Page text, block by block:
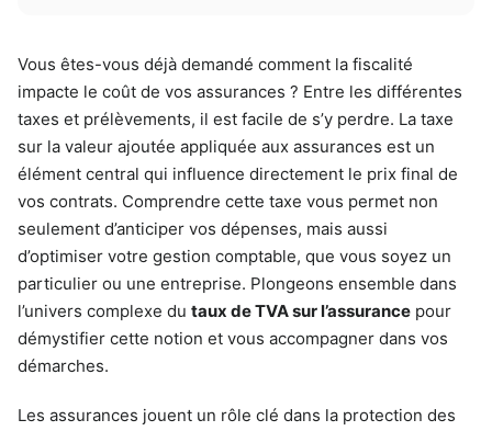
Vous êtes-vous déjà demandé comment la fiscalité
impacte le coût de vos assurances ? Entre les différentes
taxes et prélèvements, il est facile de s’y perdre. La taxe
sur la valeur ajoutée appliquée aux assurances est un
élément central qui influence directement le prix final de
vos contrats. Comprendre cette taxe vous permet non
seulement d’anticiper vos dépenses, mais aussi
d’optimiser votre gestion comptable, que vous soyez un
particulier ou une entreprise. Plongeons ensemble dans
l’univers complexe du taux de TVA sur l’assurance pour
démystifier cette notion et vous accompagner dans vos
démarches.
Les assurances jouent un rôle clé dans la protection des